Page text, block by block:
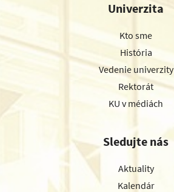
Univerzita
Kto sme
História
Vedenie univerzity
Rektorát
KU v médiách
Sledujte nás
Aktuality
Kalendár